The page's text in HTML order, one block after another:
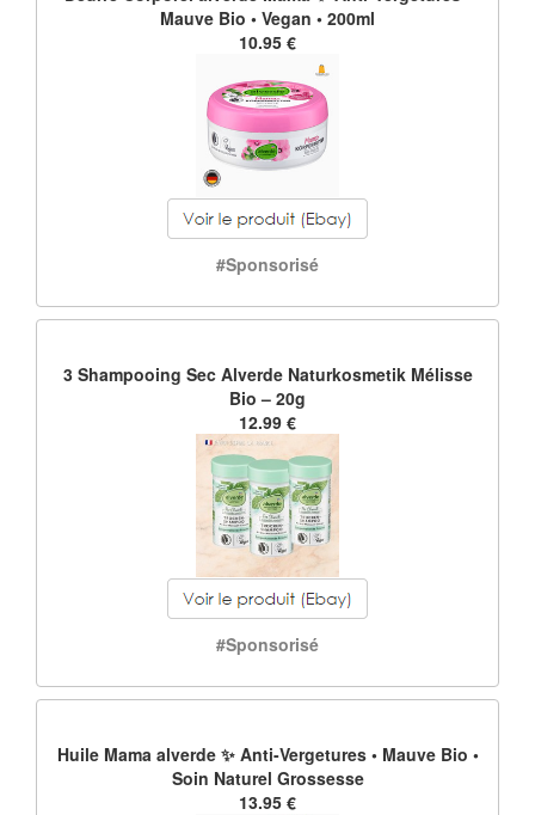
Mauve Bio • Vegan • 200ml
10.95 €
#Sponsorisé
3 Shampooing Sec Alverde Naturkosmetik Mélisse
Bio – 20g
12.99 €
#Sponsorisé
Huile Mama alverde ✨ Anti-Vergetures • Mauve Bio •
Soin Naturel Grossesse
13.95 €